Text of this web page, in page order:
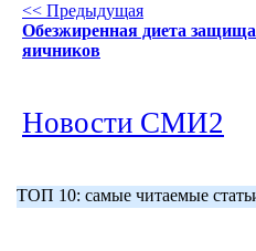
<< Предыдущая
Обезжиренная диета
яичников
Новости СМИ2
ТОП 10: самые читаемые